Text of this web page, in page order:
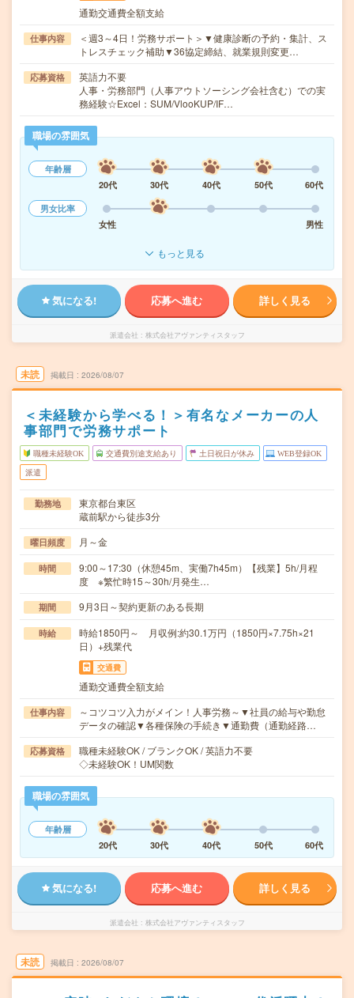
通勤交通費全額支給
仕事内容
＜週3～4日！労務サポート＞▼健康診断の予約・集計、ス
トレスチェック補助▼36協定締結、就業規則変更…
応募資格
英語力不要
人事・労務部門（人事アウトソーシング会社含む）での実
務経験☆Excel：SUM/VlooKUP/IF…
職場の雰囲気
年齢層
20代
30代 40代 50代
60代
男女比率
女性
男性
もっと見る
気になる! 応募へ進む 詳しく見る
派遣会社 株式会社アヴァンティスタッフ
未読 掲載日 2026/08/07
＜未経験から学べる！＞有名なメーカーの人
事部門で労務サポート
職種未経験OK 交通費別途支給あり 土日祝日が休み WEB登録OK
派遣
勤務地
東京都台東区
蔵前駅から徒歩3分
曜日頻度 月～金
時間
9:00～17:30（休憩45m、実働7h45m）【残業】5h/月程
度 ※繁忙時15～30h/月発生…
期間 9月3日～契約更新のある長期
時給
時給1850円～ 月収例:約30.1万円（1850円×7.75h×21
日）+残業代
交通費
通勤交通費全額支給
仕事内容
～コツコツ入力がメイン！人事労務～▼社員の給与や勤怠
データの確認▼各種保険の手続き▼通勤費（通勤経路…
応募資格
職種未経験OK / ブランクOK / 英語力不要
◇未経験OK！UM関数
職場の雰囲気
年齢層
20代
30代 40代 50代 60代
気になる! 応募へ進む 詳しく見る
派遣会社 株式会社アヴァンティスタッフ
未読 掲載日 2026/08/07